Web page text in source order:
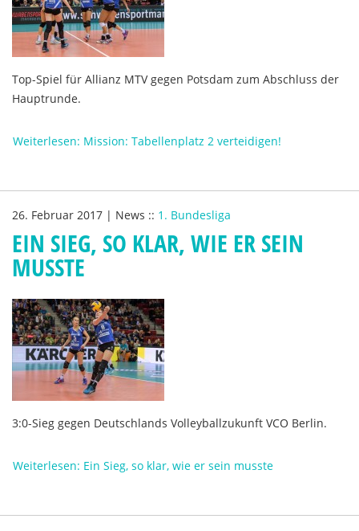
Top-Spiel für Allianz MTV gegen Potsdam zum Abschluss der
Hauptrunde.
Weiterlesen: Mission: Tabellenplatz 2 verteidigen!
26. Februar 2017 | News :: 1. Bundesliga
EIN SIEG, SO KLAR, WIE ER SEIN
MUSSTE
3:0-Sieg gegen Deutschlands Volleyballzukunft VCO Berlin.
Weiterlesen: Ein Sieg, so klar, wie er sein musste